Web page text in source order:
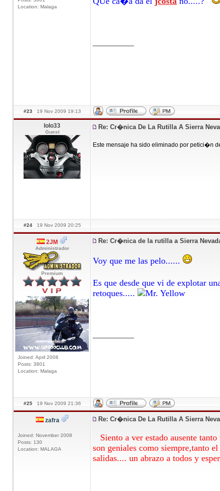
Location: Malaga
#23 19 Nov 2009 19:13
lolo33
Guest
Re: Cr�nica De La Rutilla A Sierra
Este mensaje ha sido eliminado por petici�n
#24 19 Nov 2009 20:25
2JM
Administrador
Premium
Joined: April 2008
Posts: 3801
Location: Malaga
Re: Cr�nica de la rutilla a Sierra
Voy que me las pelo......
Es que desde que vi de explotar
retoques.....
#25 19 Nov 2009 21:36
zafra
Joined: November 2008
Posts: 130
Location: MALAGA
Re: Cr�nica De La Rutilla A Sierra
Siento a ver estado ausente
son geniales como siempre,tanto
salidas.... un abrazo a todos